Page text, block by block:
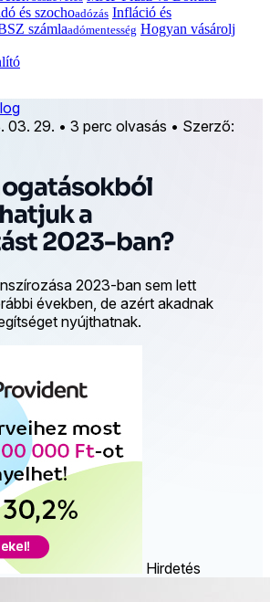
és szochoadózás Infláció és
számlaadómentesség Hogyan vásárolj
03. 29. • 3 perc olvasás • Szerző:
a
2023-ban?
2023-ban sem lett
években, de azért akadnak
nyújthatnak.
Hirdetés